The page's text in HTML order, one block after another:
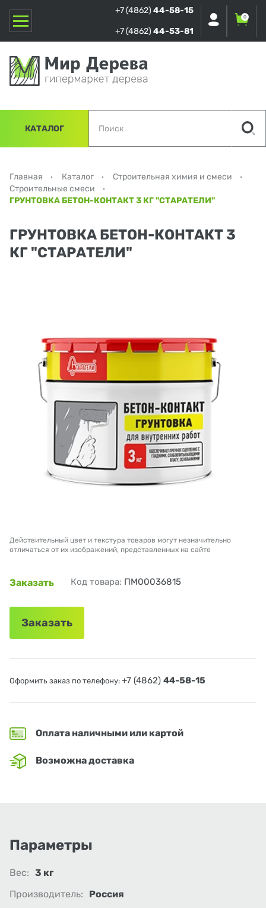
+7 (4862) 44-58-15
+7 (4862) 44-53-81
0
КАТАЛОГ
Главная Каталог
Строительная химия и смеси
Строительные смеси
ГРУНТОВКА БЕТОН-КОНТАКТ 3 КГ "СТАРАТЕЛИ"
ГРУНТОВКА БЕТОН-КОНТАКТ 3
КГ "СТАРАТЕЛИ"
Действительный цвет и текстура товаров могут незначительно
отличаться от их изображений, представленных на сайте
Заказать Код товара: ПМ00036815
Заказать
Оформить заказ по телефону: +7 (4862) 44-58-15
Оплата наличными или картой
Возможна доставка
Параметры
Вес: 3 кг
Производитель:
Россия